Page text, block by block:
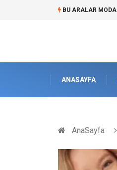
BU ARALAR MODA
ANASAYFA
AnaSayfa